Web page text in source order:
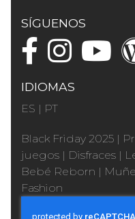
SÍGUENOS
IDIOMAS
ES | PT
Black Friday 2025 |
juegos | Disfraces |
Bebé Reborn |
Fashion